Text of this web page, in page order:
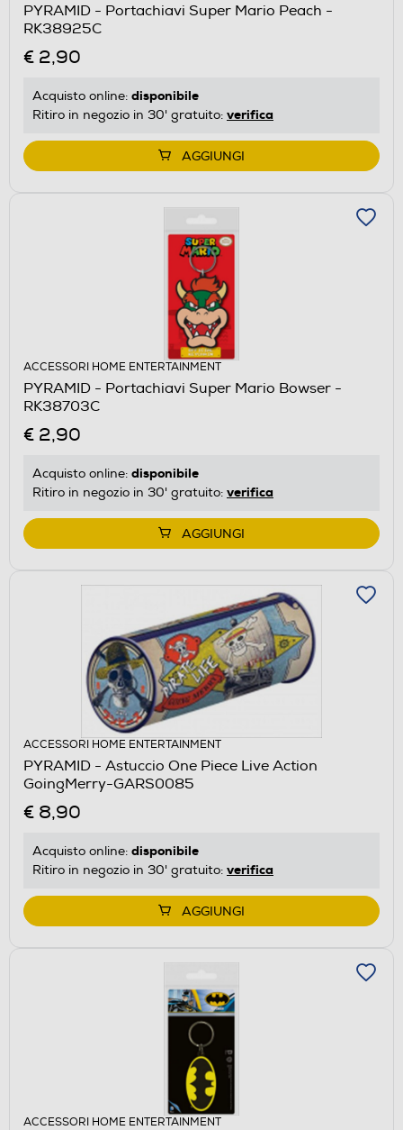
PYRAMID - Portachiavi Super Mario Peach -
RK38925C
€ 2,90
Acquisto online: disponibile
Ritiro in negozio in 30' gratuito: verifica
AGGIUNGI
ACCESSORI HOME ENTERTAINMENT
PYRAMID - Portachiavi Super Mario Bowser -
RK38703C
€ 2,90
Acquisto online: disponibile
Ritiro in negozio in 30' gratuito: verifica
AGGIUNGI
ACCESSORI HOME ENTERTAINMENT
PYRAMID - Astuccio One Piece Live Action
GoingMerry-GARS0085
€ 8,90
Acquisto online: disponibile
Ritiro in negozio in 30' gratuito: verifica
AGGIUNGI
ACCESSORI HOME ENTERTAINMENT